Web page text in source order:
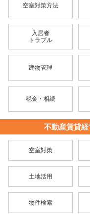
空室対策方法
入居者
トラブル
建物管理
税金・相続
不動産賃貸
空室対策
土地活用
物件検索